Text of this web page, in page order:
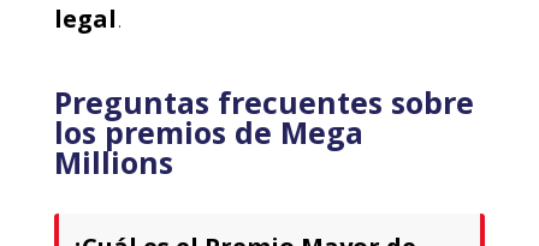
legal.
Preguntas frecuentes sobre
los premios de Mega
Millions